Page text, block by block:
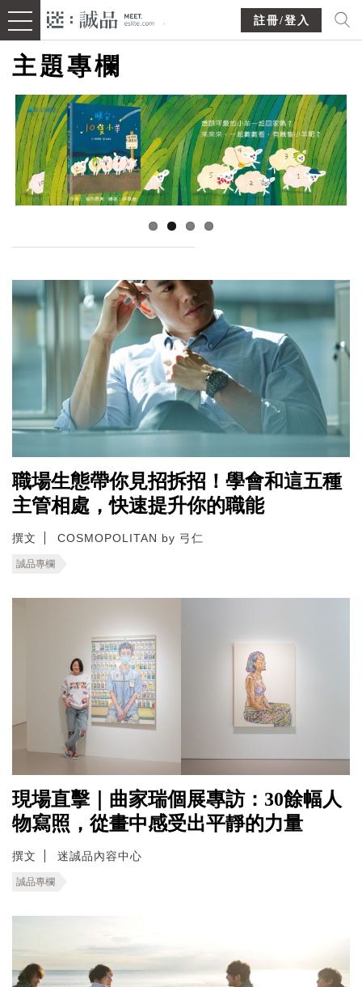
註冊/登入
主題專欄
職場生態帶你見招拆招！學會和這五種
主管相處，快速提升你的職能
撰文 COSMOPOLITAN by 弓仁
誠品專欄
現場直擊｜曲家瑞個展專訪：30餘幅人
物寫照，從畫中感受出平靜的力量
撰文 迷誠品內容中心
誠品專欄